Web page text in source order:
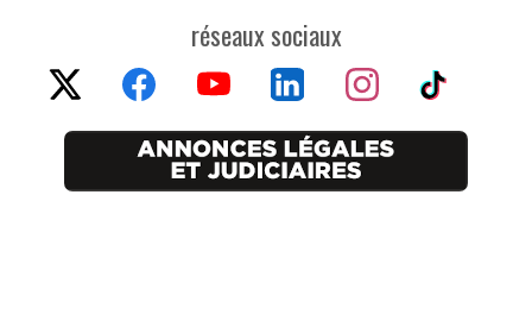
réseaux sociaux